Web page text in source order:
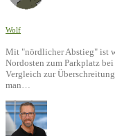
Wolf
Mit "nördlicher Abstieg" ist
Nordosten zum Parkplatz
Vergleich zur
man…